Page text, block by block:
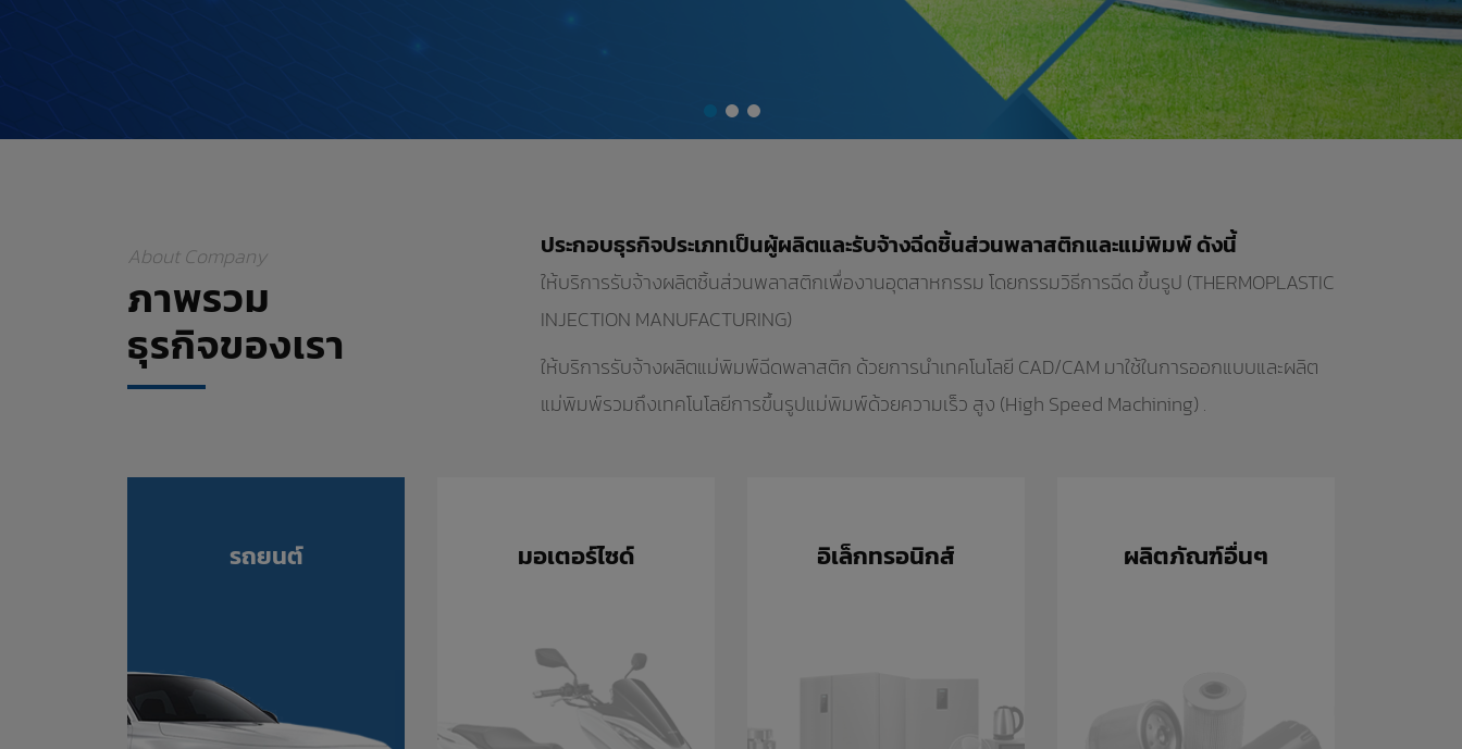
About Company
ภาพรวม
ธุรกิจของเรา
ประกอบธุรกิจประเภทเป็นผู้ผลิตและรับจ้างฉีดชิ้นส่วนพลาสติกและแม่พิมพ์ ดังนี้
ให้บริการรับจ้างผลิตชิ้นส่วนพลาสติกเพื่องานอุตสาหกรรม โดยกรรมวิธีการฉีด ขึ้นรูป (THERMOPLASTIC
INJECTION MANUFACTURING)
ให้บริการรับจ้างผลิตแม่พิมพ์ฉีดพลาสติก ด้วยการนำเทคโนโลยี CAD/CAM มาใช้ในการออกแบบและผลิต
แม่พิมพ์รวมถึงเทคโนโลยีการขึ้นรูปแม่พิมพ์ด้วยความเร็ว สูง (High Speed Machining) .
รถยนต์ มอเตอร์ไซด์ อิเล็กทรอนิกส์ ผลิตภัณฑ์อื่นๆ